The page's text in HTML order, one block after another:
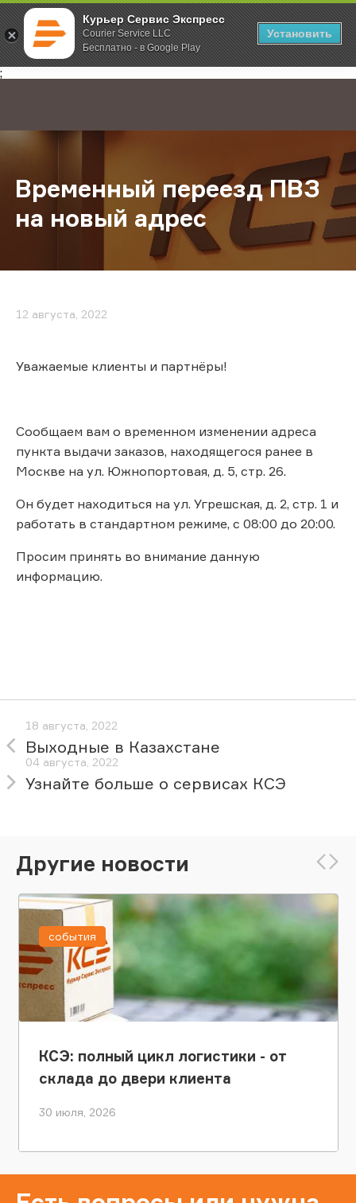
Курьер Сервис Экспресс
Courier Service LLC
Бесплатно - в Google Play
Установить
;
Главная О компании Новости Временный переезд ПВЗ на
Временный переезд ПВЗ
на новый адрес
12 августа, 2022
Уважаемые клиенты и партнёры!
Сообщаем вам о временном изменении адреса
пункта выдачи заказов, находящегося ранее в
Москве на ул. Южнопортовая, д. 5, стр. 26.
Он будет находиться на ул. Угрешская, д. 2, стр. 1 и
работать в стандартном режиме, с 08:00 до 20:00.
Просим принять во внимание данную
информацию.
18 августа, 2022
Выходные в Казахстане
04 августа, 2022
Узнайте больше о сервисах КСЭ
Другие новости
КСЭ: полный цикл логистики - от
склада до двери клиента
30 июля, 2026
события